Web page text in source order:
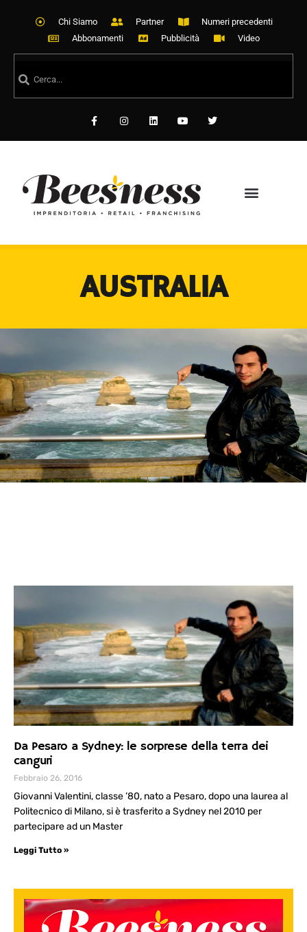
Chi Siamo Partner
Numeri precedenti
Abbonamenti
Pubblicità Video
AUSTRALIA
Da Pesaro a Sydney: le sorprese della terra dei
canguri
Febbraio 26, 2016
Giovanni Valentini, classe ’80, nato a Pesaro, dopo una laurea al
Politecnico di Milano, si è trasferito a Sydney nel 2010 per
partecipare ad un Master
Leggi Tutto »